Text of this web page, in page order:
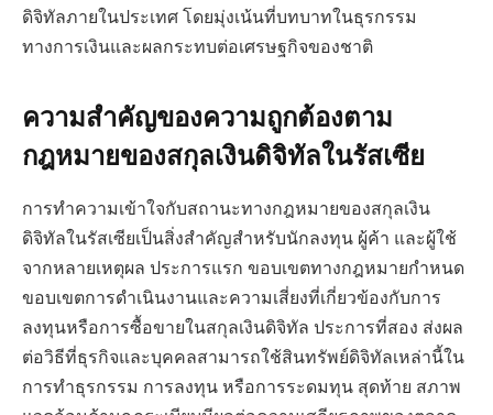
ดิจิทัลภายในประเทศ โดยมุ่งเน้นที่บทบาทในธุรกรรม
ทางการเงินและผลกระทบต่อเศรษฐกิจของชาติ
ความสำคัญของความถูกต้องตาม
กฎหมายของสกุลเงินดิจิทัลในรัสเซีย
การทำความเข้าใจกับสถานะทางกฎหมายของสกุลเงิน
ดิจิทัลในรัสเซียเป็นสิ่งสำคัญสำหรับนักลงทุน ผู้ค้า และผู้ใช้
จากหลายเหตุผล ประการแรก ขอบเขตทางกฎหมายกำหนด
ขอบเขตการดำเนินงานและความเสี่ยงที่เกี่ยวข้องกับการ
ลงทุนหรือการซื้อขายในสกุลเงินดิจิทัล ประการที่สอง ส่งผล
ต่อวิธีที่ธุรกิจและบุคคลสามารถใช้สินทรัพย์ดิจิทัลเหล่านี้ใน
การทำธุรกรรม การลงทุน หรือการระดมทุน สุดท้าย สภาพ